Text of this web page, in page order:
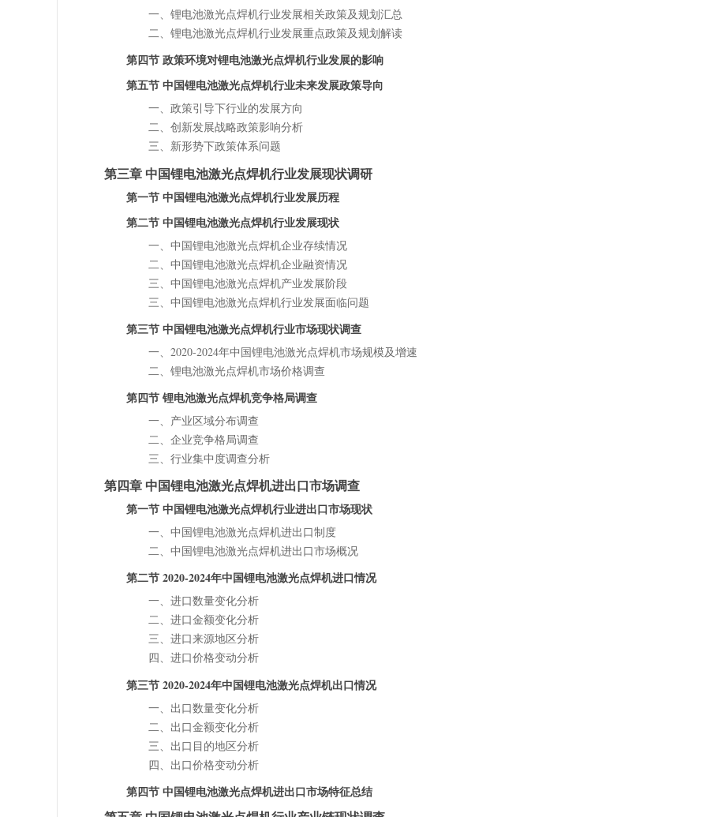
一、锂电池激光点焊机行业发展相关政策及规划汇总
二、锂电池激光点焊机行业发展重点政策及规划解读
第四节 政策环境对锂电池激光点焊机行业发展的影响
第五节 中国锂电池激光点焊机行业未来发展政策导向
一、政策引导下行业的发展方向
二、创新发展战略政策影响分析
三、新形势下政策体系问题
第三章 中国锂电池激光点焊机行业发展现状调研
第一节 中国锂电池激光点焊机行业发展历程
第二节 中国锂电池激光点焊机行业发展现状
一、中国锂电池激光点焊机企业存续情况
二、中国锂电池激光点焊机企业融资情况
三、中国锂电池激光点焊机产业发展阶段
三、中国锂电池激光点焊机行业发展面临问题
第三节 中国锂电池激光点焊机行业市场现状调查
一、2020-2024年中国锂电池激光点焊机市场规模及增速
二、锂电池激光点焊机市场价格调查
第四节 锂电池激光点焊机竞争格局调查
一、产业区域分布调查
二、企业竞争格局调查
三、行业集中度调查分析
第四章 中国锂电池激光点焊机进出口市场调查
第一节 中国锂电池激光点焊机行业进出口市场现状
一、中国锂电池激光点焊机进出口制度
二、中国锂电池激光点焊机进出口市场概况
第二节 2020-2024年中国锂电池激光点焊机进口情况
一、进口数量变化分析
二、进口金额变化分析
三、进口来源地区分析
四、进口价格变动分析
第三节 2020-2024年中国锂电池激光点焊机出口情况
一、出口数量变化分析
二、出口金额变化分析
三、出口目的地区分析
四、出口价格变动分析
第四节 中国锂电池激光点焊机进出口市场特征总结